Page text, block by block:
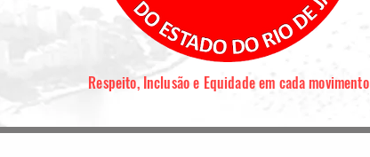
Respeito, Inclusão e Equidade em cada movimento